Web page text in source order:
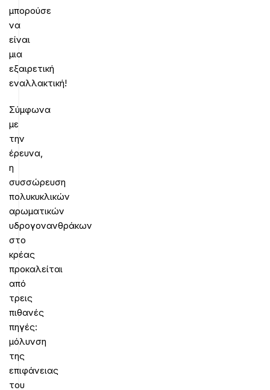
μπορούσε
να
είναι
μια
εξαιρετική
εναλλακτική!
Σύμφωνα
με
την
έρευνα,
η
συσσώρευση
πολυκυκλικών
αρωματικών
υδρογονανθράκων
στο
κρέας
προκαλείται
από
τρεις
πιθανές
πηγές:
μόλυνση
της
επιφάνειας
του